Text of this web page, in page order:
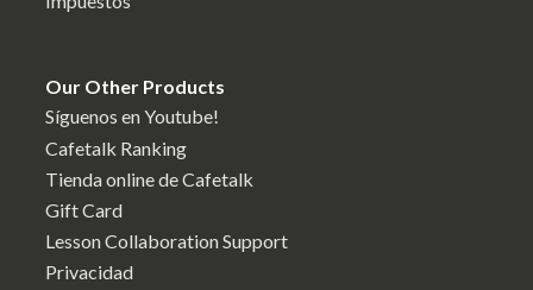
Our Other Products
Síguenos en Youtube!
Cafetalk Ranking
Tienda online de Cafetalk
Gift Card
Lesson Collaboration Support
Privacidad